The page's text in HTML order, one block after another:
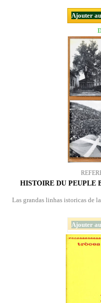
Ajouter
HISTOIRE DU PEUPLE
Las grandas linhas istoricas de
Ajouter